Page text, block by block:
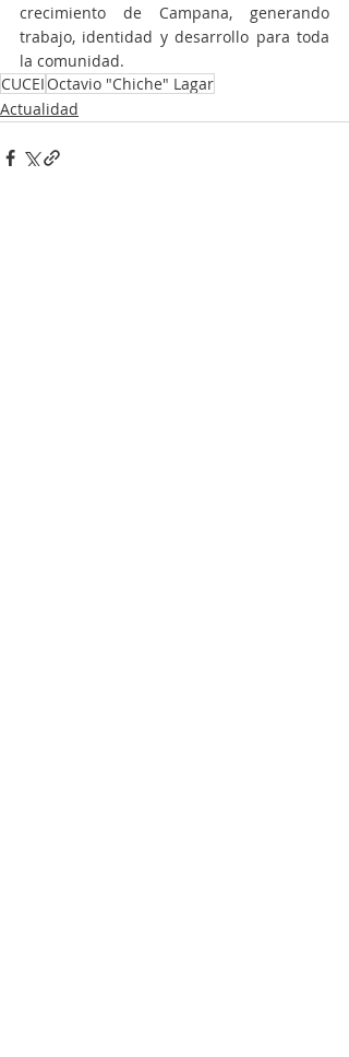
crecimiento de Campana, generando
trabajo, identidad y desarrollo para toda
la comunidad.
CUCEI Octavio "Chiche" Lagar
Actualidad